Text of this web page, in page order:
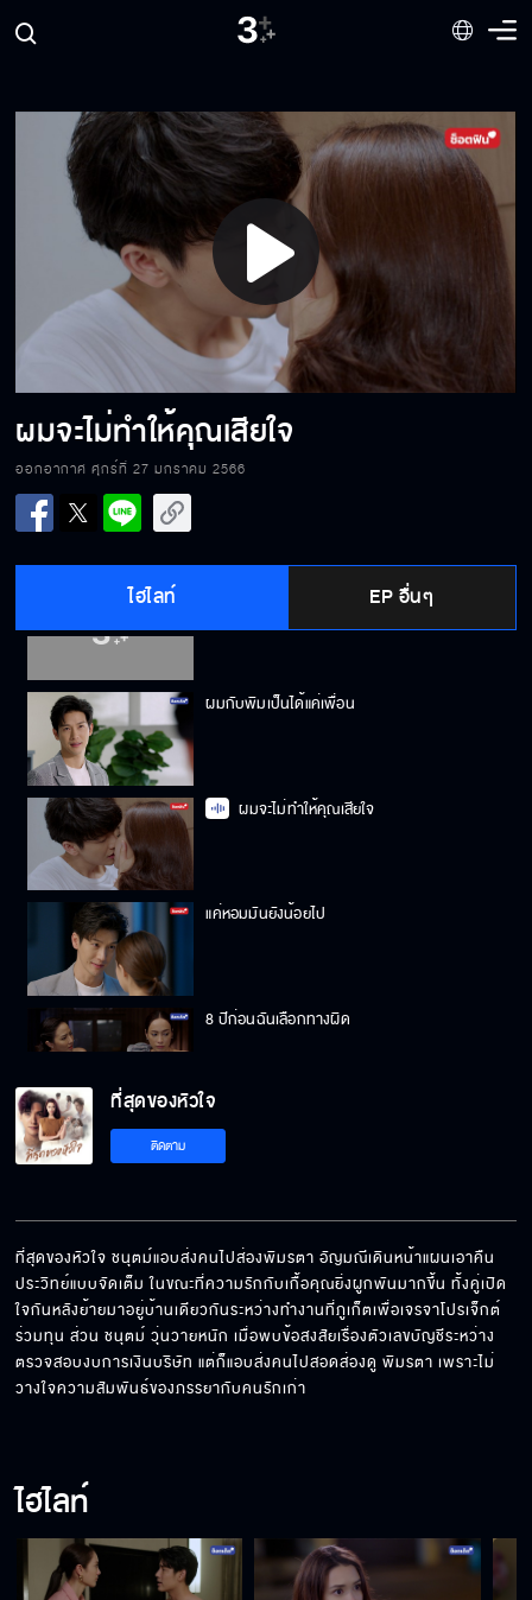
Play
Video
ผมจะไม่ทำให้คุณเสียใจ
ออกอากาศ ศุกร์ที่ 27 มกราคม 2566
ไฮไลท์ EP อื่นๆ
ดิ้นรนเพื่อความรัก
ไม่มีสิทธิ์อยู่ที่นี่
แฟนเก่าก็ควรอยู่ในที่ของแฟนเก่า
ผมกับพิมเป็นได้แค่เพื่อน
ผมจะไม่ทำให้คุณเสียใจ
แค่หอมมันยังน้อยไป
8 ปีก่อนฉันเลือกทางผิด
คุณไม่ควรได้รับเกียรติเพราะมันไม่เหลือแล้ว
อย่าหลอกผมอีกนะ
เป็นแฟนกัน จับมือกันได้แล้วเนอะ
ที่สุดของหัวใจ
ติดตาม
ที่สุดของหัวใจ ชนุตม์แอบส่งคนไปส่องพิมรตา อัญมณีเดินหน้าแผนเอาคืน
ประวิทย์แบบจัดเต็ม ในขณะที่ความรักกับเกื้อคุณยิ่งผูกพันมากขึ้น ทั้งคู่เปิด
ใจกันหลังย้ายมาอยู่บ้านเดียวกันระหว่างทำงานที่ภูเก็ตเพื่อเจรจาโปรเจ็กต์
ร่วมทุน ส่วน ชนุตม์ วุ่นวายหนัก เมื่อพบข้อสงสัยเรื่องตัวเลขบัญชีระหว่าง
ตรวจสอบงบการเงินบริษัท แต่ก็แอบส่งคนไปสอดส่องดู พิมรตา เพราะไม่
วางใจความสัมพันธ์ของภรรยากับคนรักเก่า
ไฮไลท์